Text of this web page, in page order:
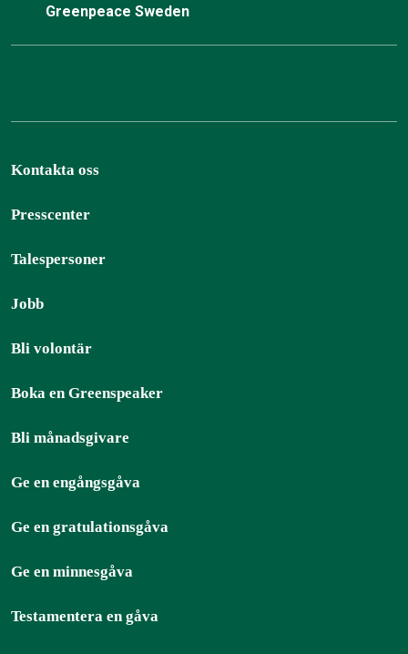
Greenpeace Sweden
Kontakta oss
Presscenter
Talespersoner
Jobb
Bli volontär
Boka en Greenspeaker
Bli månadsgivare
Ge en engångsgåva
Ge en gratulationsgåva
Ge en minnesgåva
Testamentera en gåva